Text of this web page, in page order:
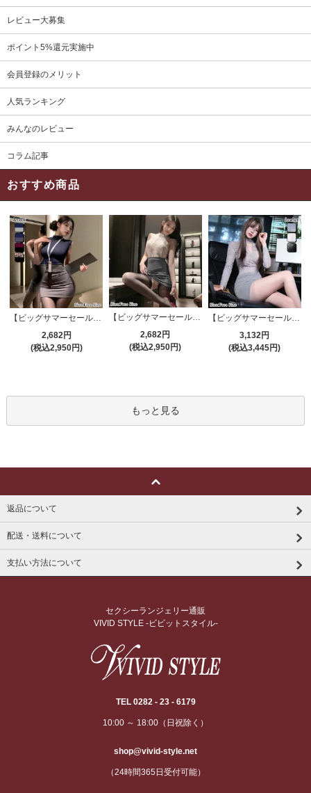
レビュー大募集
ポイント5%還元実施中
会員登録のメリット
人気ランキング
みんなのレビュー
コラム記事
おすすめ商品
【ビッグサマーセール対象品】セクシーコスプレ(SEXYCOSPLAY) 4421
2,682円
(税込2,950円)
【ビッグサマーセール対象品】セクシーコスプレ(SEXYCOSPLAY) 4191
2,682円
(税込2,950円)
【ビッグサマーセール対象品】セクシーコスプレ(SEXYCOSPLAY) 4173
3,132円
(税込3,445円)
もっと見る
返品について
配送・送料について
支払い方法について
セクシーランジェリー通販
VIVID STYLE -ビビットスタイル-
TEL 0282 - 23 - 6179
10:00 ～ 18:00（日祝除く）
shop@vivid-style.net
（24時間365日受付可能）